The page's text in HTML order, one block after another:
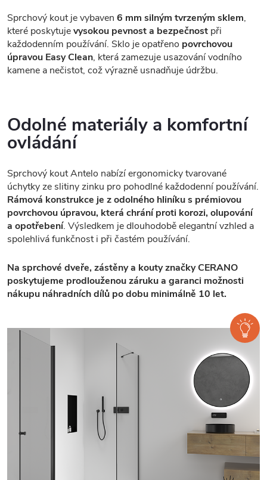
Sprchový kout je vybaven 6 mm silným tvrzeným sklem,
které poskytujevysokou pevnost a bezpečnost při
každodenním používání. Sklo je opatřeno povrchovou
úpravou Easy Clean, která zamezuje usazování vodního
kamene a nečistot, což výrazně usnadňuje údržbu.
Odolné materiály a komfortní
ovládání
Sprchový kout Antelo nabízí ergonomicky tvarované
úchytky ze slitiny zinku pro pohodlné každodenní používání.
Rámová konstrukce je z odolného hliníku s prémiovou
povrchovou úpravou, která chrání proti korozi, olupování
a opotřebení. Výsledkem je dlouhodobě elegantní vzhled a
spolehlivá funkčnost i při častém používání.
Na sprchové dveře, zástěny a kouty značky CERANO
poskytujeme prodlouženou záruku a garanci možnosti
nákupu náhradních dílů po dobu minimálně 10 let.